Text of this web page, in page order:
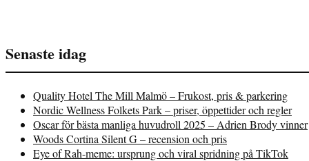
Senaste idag
Quality Hotel The Mill Malmö – Frukost, pris & parkering
Nordic Wellness Folkets Park – priser, öppettider och regler
Oscar för bästa manliga huvudroll 2025 – Adrien Brody vinner
Woods Cortina Silent G – recension och pris
Eye of Rah-meme: ursprung och viral spridning på TikTok